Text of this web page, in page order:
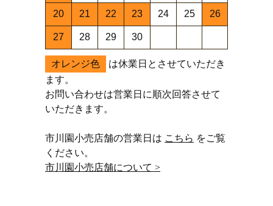
20 21 22 23 24 25 26
27 28 29 30
オレンジ色
は休業日とさせていただき
ます。
お問い合わせは営業日に順次回答させて
いただきます。
市川園小売店舗の営業日は こちら をご覧
ください。
市川園小売店舗について >